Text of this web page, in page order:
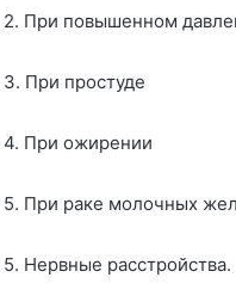
2. При повышенном
3. При простуде
4. При ожирении
5. При раке молочных
5. Нервные расстройства.